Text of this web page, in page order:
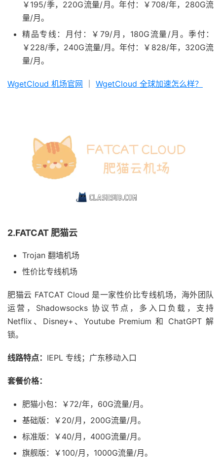
￥195/季，220G流量/月。年付：￥708/年，280G流
量/月。
精品专线：月付：￥79/月，180G流量/月。季付：
￥228/季，240G流量/月。年付：￥828/年，320G流
量/月。
WgetCloud 机场官网 WgetCloud 全球加速怎么样？
2.FATCAT 肥猫云
Trojan 翻墙机场
性价比专线机场
肥猫云 FATCAT Cloud 是一家性价比专线机场，海外团队
运营，Shadowsocks 协议节点，多入口负载，支持
Netflix、Disney+、Youtube Premium 和 ChatGPT 解
锁。
线路特点： IEPL 专线；广东移动入口
套餐价格：
肥猫小包：￥72/年，60G流量/月。
基础版：￥20/月，200G流量/月。
标准版：￥40/月，400G流量/月。
旗舰版：￥100/月，1000G流量/月。